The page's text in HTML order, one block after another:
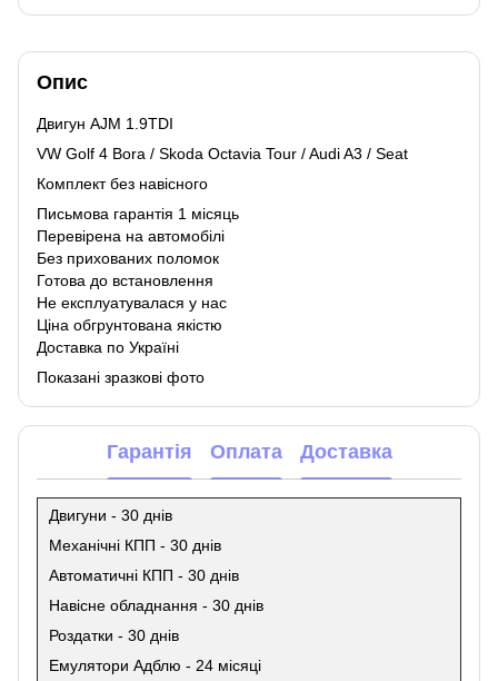
Опис
Двигун AJM 1.9TDI
VW Golf 4 Bora / Skoda Octavia Tour / Audi A3 / Seat
Комплект без навісного
Письмова гарантія 1 місяць
Перевірена на автомобілі
Без прихованих поломок
Готова до встановлення
Не експлуатувалася у нас
Ціна обгрунтована якістю
Доставка по Україні
Показані зразкові фото
Гарантія Оплата Доставка
Двигуни - 30 днів
Механічні КПП - 30 днів
Автоматичні КПП - 30 днів
Навісне обладнання - 30 днів
Роздатки - 30 днів
Емулятори Адблю - 24 місяці